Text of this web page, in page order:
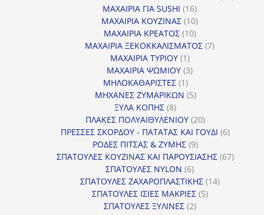
ΜΑΧΑΙΡΙΑ ΓΙΑ SUSHI 1616
προϊόντα
ΜΑΧΑΙΡΙΑ ΚΟΥΖΙΝΑΣ 1010
προϊόντα
ΜΑΧΑΙΡΙΑ ΚΡΕΑΤΟΣ 1010
προϊόντα
ΜΑΧΑΙΡΙΑ ΞΕΚΟΚΚΑΛΙΣΜΑΤΟΣ 77
ΜΑΧΑΙΡΙΑ ΤΥΡΙΟΥ 11
προϊόν
ΜΑΧΑΙΡΙΑ ΨΩΜΙΟΥ 33
ΜΗΛΟΚΑΘΑΡΙΣΤΕΣ 11
προϊόν
ΜΗΧΑΝΕΣ ΖΥΜΑΡΙΚΩΝ 55
ΞΥΛΑ ΚΟΠΗΣ 88
προϊόντα
ΠΛΑΚΕΣ ΠΟΛΥΑΙΘΥΛΕΝΙΟΥ 2020
προϊόντα
ΠΡΕΣΣΕΣ ΣΚΟΡΔΟΥ - ΠΑΤΑΤΑΣ ΚΑΙ ΓΟΥΔΙ 66
ΡΟΔΕΣ ΠΙΤΣΑΣ & ΖΥΜΗΣ 99
προϊόντα
ΣΠΑΤΟΥΛΕΣ ΚΟΥΖΙΝΑΣ ΚΑΙ ΠΑΡΟΥΣΙΑΣΗΣ 6767
ΣΠΑΤΟΥΛΕΣ NYLON 66
προϊόντα
ΣΠΑΤΟΥΛΕΣ ΖΑΧΑΡΟΠΛΑΣΤΙΚΗΣ 1414
ΣΠΑΤΟΥΛΕΣ ΙΣΙΕΣ ΜΑΚΡΙΕΣ 55
ΣΠΑΤΟΥΛΕΣ ΞΥΛΙΝΕΣ 22